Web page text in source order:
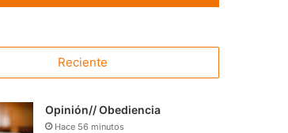
Reciente
Opinión// Obediencia
Hace 56 minutos